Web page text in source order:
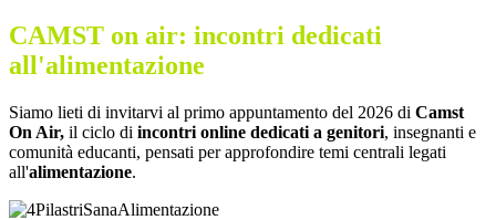
CAMST on air: incontri dedicati
all'alimentazione
Siamo lieti di invitarvi al primo appuntamento del 2026 di Camst
On Air, il ciclo di incontri online dedicati a genitori, insegnanti e
comunità educanti, pensati per approfondire temi centrali legati
all'alimentazione.